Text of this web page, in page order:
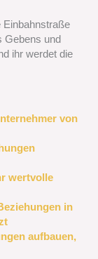
Einbahnstraße
Gebens und
ihr werdet die
von
wertvolle
in
aufbauen,